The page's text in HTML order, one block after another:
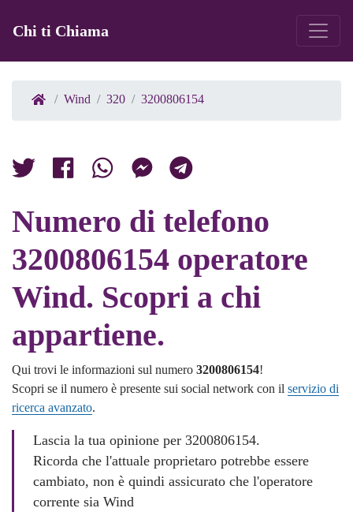
Chi ti Chiama
Wind 320 3200806154
Numero di telefono
3200806154 operatore
Wind. Scopri a chi
appartiene.
Qui trovi le informazioni sul numero 3200806154!
Scopri se il numero è presente sui social network con il servizio di
ricerca avanzato.
Lascia la tua opinione per 3200806154.
Ricorda che l'attuale proprietaro potrebbe essere
cambiato, non è quindi assicurato che l'operatore
corrente sia Wind